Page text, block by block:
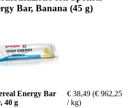
Bar, Banana (45 g)
Energy Bar
40 g
€ 38,49 (€ 962,25
/ kg)